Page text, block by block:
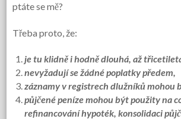
ptáte se mě?
Třeba proto, že:
je tu klidně i hodně dlouhá, až
nevyžadují se žádné poplatky předem,
záznamy v registrech dlužníků mohou
půjčené peníze mohou být použity na
refinancování hypoték, konsolidaci